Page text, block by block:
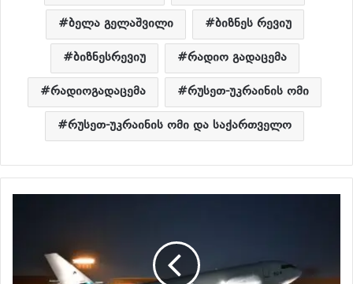
ბელა გელაშვილი
ბიზნეს რევიუ
ბიზნესრევიუ
რადიო გადაცემა
რადიოგადაცემა
რუსეთ-უკრაინის ომი
რუსეთ-უკრაინის ომი და საქართველო